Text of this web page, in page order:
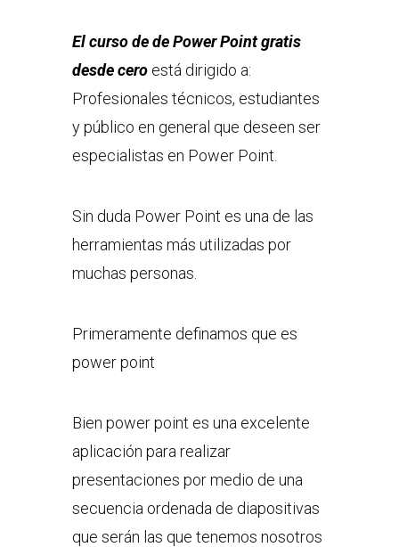
El curso de de Power Point gratis
desde ceroestá dirigido a:
Profesionales técnicos, estudiantes
y público en general que deseen ser
especialistas en Power Point.
Sin duda Power Point es una de las
herramientas más utilizadas por
muchas personas.
Primeramente definamos que es
power point
Bien power point es una excelente
aplicación para realizar
presentaciones por medio de una
secuencia ordenada de diapositivas
que serán las que tenemos nosotros